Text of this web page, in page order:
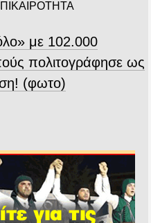
με 102.000
πολιτογράφησε ως
(φωτο)